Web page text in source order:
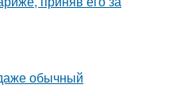
обычный